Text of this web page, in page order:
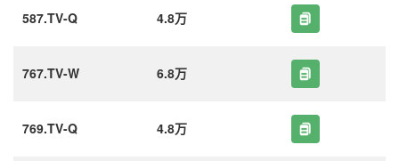
587.TV-Q 4.8万
767.TV-W 6.8万
769.TV-Q 4.8万